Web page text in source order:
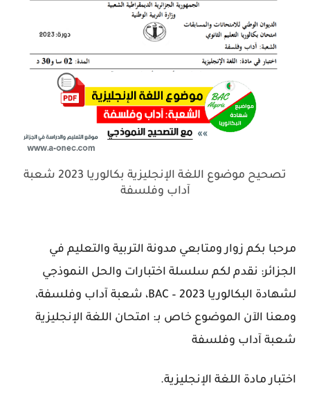
تصحيح موضوع اللغة الإنجليزية بكالوريا 2023 شعبة
آداب وفلسفة
مرحبا بكم زوار ومتابعي مدونة التربية والتعليم في
الجزائر: نقدم لكم سلسلة اختبارات والحل النموذجي
لشهادة البكالوريا 2023 – BAC، شعبة آداب وفلسفة،
ومعنا الآن الموضوع خاص بـ: امتحان اللغة الإنجليزية
شعبة آداب وفلسفة
اختبار مادة اللغة الإنجليزية.